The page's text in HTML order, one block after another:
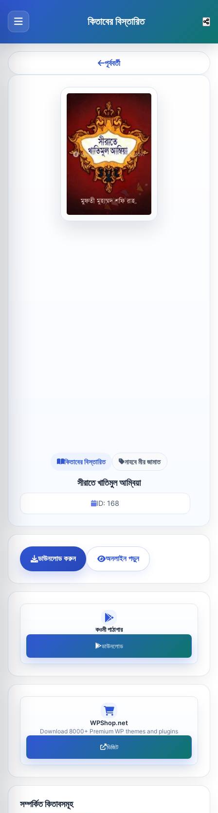
কিতাবের বিস্তারিত
পূর্ববর্তী
কিতাবের বিস্তারিত নাহবে মীর জামাত
সীরাতে খাতিমুল আম্বিয়া
ID: 168
ডাউনলোড করুন অনলাইন পড়ুন
কওমী পাঠাগার
ডাউনলোড
WPShop.net
Download 8000+ Premium WP themes and plugins
ভিজিট
সম্পর্কিত কিতাবসমূহ